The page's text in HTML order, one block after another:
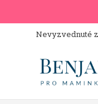
Nevyzvednuté